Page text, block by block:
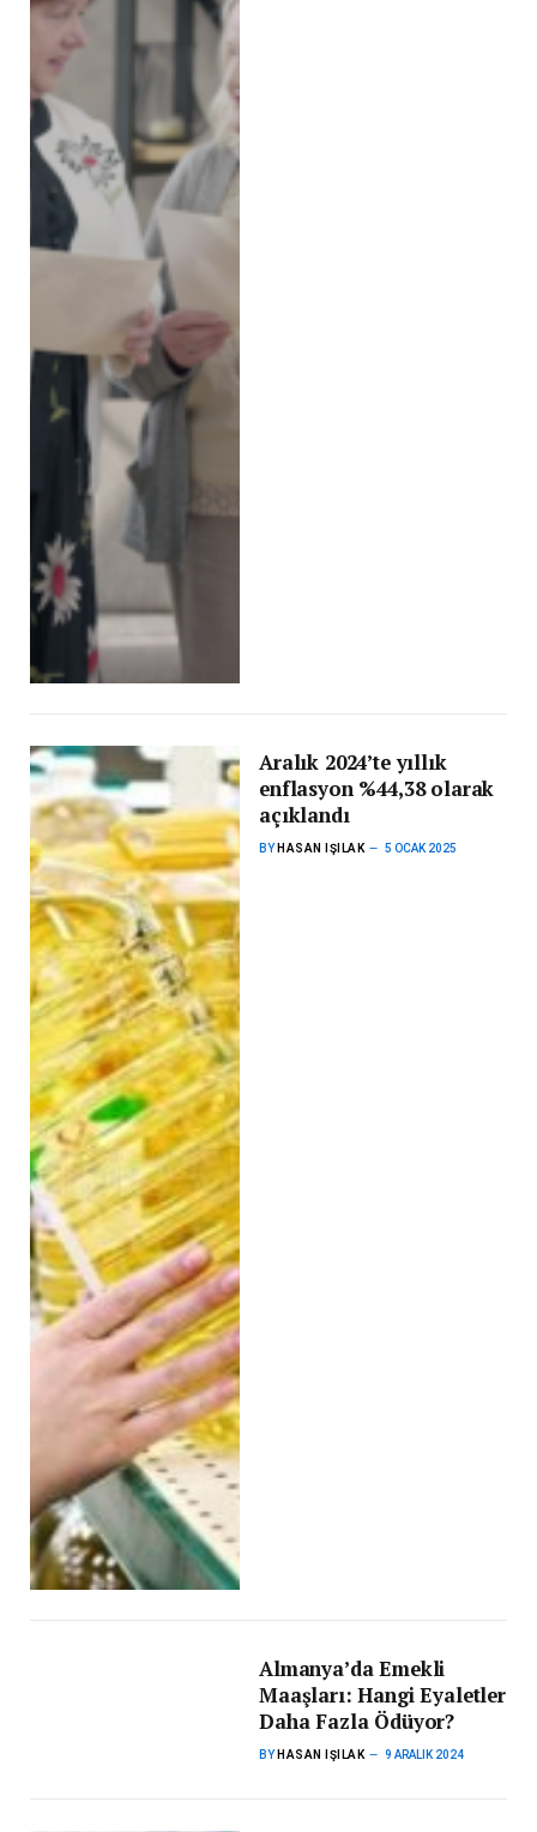
Aralık 2024’te yıllık
enflasyon %44,38 olarak
açıklandı
BY HASAN IŞILAK 5 OCAK 2025
Almanya’da Emekli
Maaşları: Hangi Eyaletler
Daha Fazla Ödüyor?
BY HASAN IŞILAK 9 ARALIK 2024